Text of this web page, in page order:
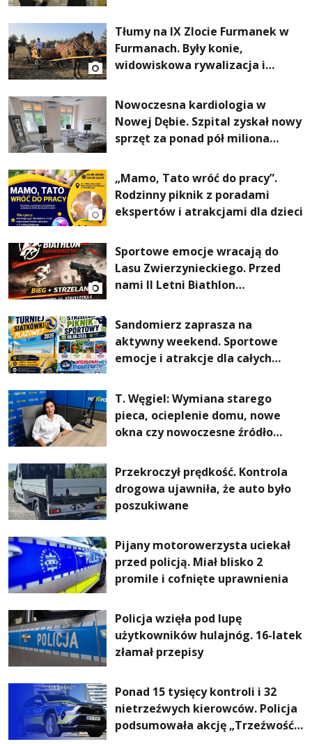
Tłumy na IX Zlocie Furmanek w
Furmanach. Były konie,
widowiskowa rywalizacja i
Nowoczesna kardiologia w
Nowej Dębie. Szpital zyskał nowy
sprzęt za ponad pół miliona
„Mamo, Tato wróć do pracy”.
Rodzinny piknik z poradami
ekspertów i atrakcjami dla dzieci
Sportowe emocje wracają do
Lasu Zwierzynieckiego. Przed
nami II Letni Biathlon
Sandomierz zaprasza na
aktywny weekend. Sportowe
emocje i atrakcje dla całych
T. Węgiel: Wymiana starego
pieca, ocieplenie domu, nowe
okna czy nowoczesne źródło
rachunki za energię, lepszy
komfort życia i... czystsze
powietrze
Przekroczył prędkość. Kontrola
drogowa ujawniła, że auto było
poszukiwane
Pijany motorowerzysta uciekał
przed policją. Miał blisko 2
promile i cofnięte uprawnienia
Policja wzięła pod lupę
użytkowników hulajnóg. 16-latek
złamał przepisy
Ponad 15 tysięcy kontroli i 32
nietrzeźwych kierowców. Policja
podsumowała akcję „Trzeźwość”